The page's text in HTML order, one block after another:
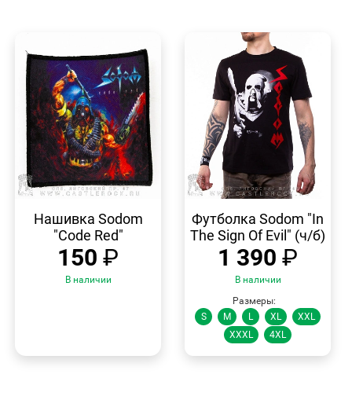
ПРОСМОТР
Нашивка Sodom
"Code Red"
150 ₽
В наличии
ПРОСМОТР
Футболка Sodom "In
The Sign Of Evil" (ч/б)
1 390 ₽
В наличии
Размеры:
S
M L XL
XXL
XXXL
4XL